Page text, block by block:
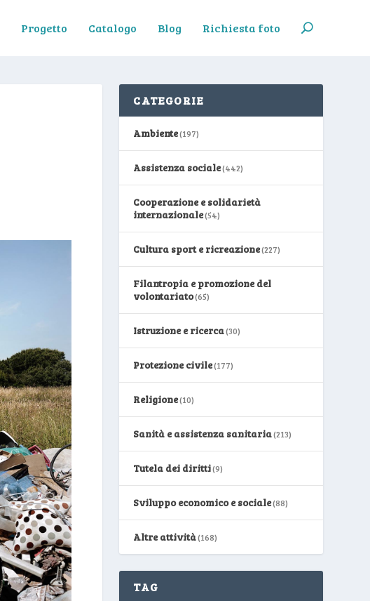
Progetto Catalogo Blog Richiesta foto
CATEGORIE
Ambiente(197)
Assistenza sociale(442)
Cooperazione e solidarietà
internazionale(54)
Cultura sport e ricreazione(227)
Filantropia e promozione del
volontariato(65)
Istruzione e ricerca(30)
Protezione civile(177)
Religione(10)
Sanità e assistenza sanitaria(213)
Tutela dei diritti(9)
Sviluppo economico e sociale(88)
Altre attività(168)
TAG